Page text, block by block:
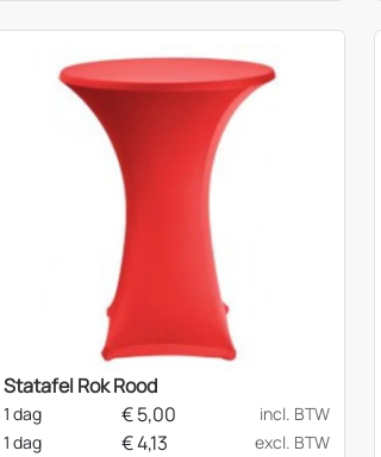
Statafel Rok Rood
1 dag €5,00
incl. BTW
1 dag
€4,13 excl. BTW